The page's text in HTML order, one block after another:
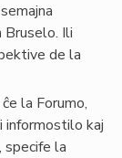
Bruselo. Ili
de la
la Forumo,
informostilo kaj
specife la